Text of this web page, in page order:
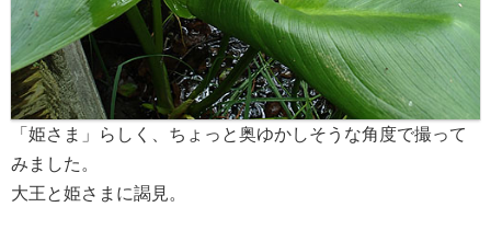
「姫さま」らしく、ちょっと奥ゆかしそうな角度で撮って
みました。
大王と姫さまに謁見。